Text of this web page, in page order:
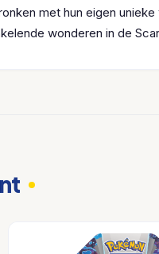
met hun eigen
wonderen in de